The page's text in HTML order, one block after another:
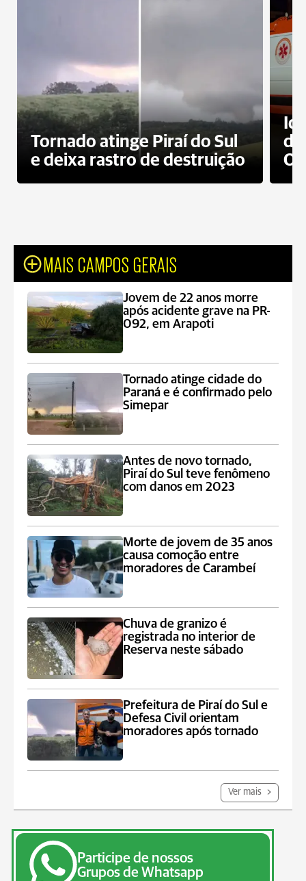
Tornado atinge Piraí do Sul
e deixa rastro de destruição
MAIS CAMPOS GERAIS
Jovem de 22 anos morre
após acidente grave na PR-
092, em Arapoti
Tornado atinge cidade do
Paraná e é confirmado pelo
Simepar
Antes de novo tornado,
Piraí do Sul teve fenômeno
com danos em 2023
Morte de jovem de 35 anos
causa comoção entre
moradores de Carambeí
Chuva de granizo é
registrada no interior de
Reserva neste sábado
Prefeitura de Piraí do Sul e
Defesa Civil orientam
moradores após tornado
Ver mais
Participe de nossos
Grupos de Whatsapp